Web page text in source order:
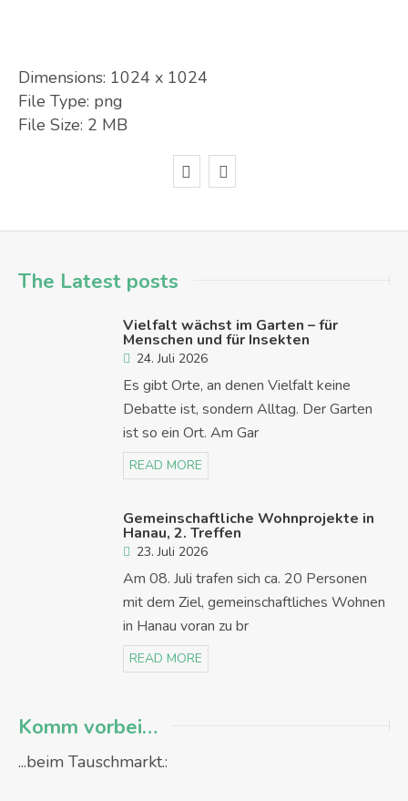
Dimensions: 1024 x 1024
File Type: png
File Size: 2 MB
The Latest posts
Vielfalt wächst im Garten – für
Menschen und für Insekten
24. Juli 2026
Es gibt Orte, an denen Vielfalt keine
Debatte ist, sondern Alltag. Der Garten
ist so ein Ort. Am Gar
READ MORE
Gemeinschaftliche Wohnprojekte in
Hanau, 2. Treffen
23. Juli 2026
Am 08. Juli trafen sich ca. 20 Personen
mit dem Ziel, gemeinschaftliches Wohnen
in Hanau voran zu br
READ MORE
Komm vorbei…
...beim Tauschmarkt.: